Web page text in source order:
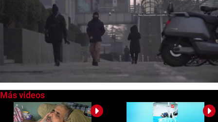
seconds
seconds